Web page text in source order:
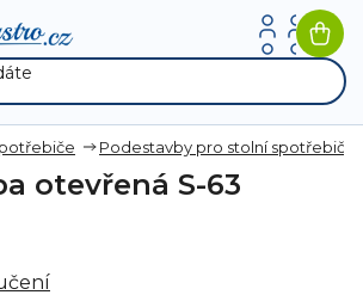
Podestavby pro stolní spotřebiče
otevřená S-63